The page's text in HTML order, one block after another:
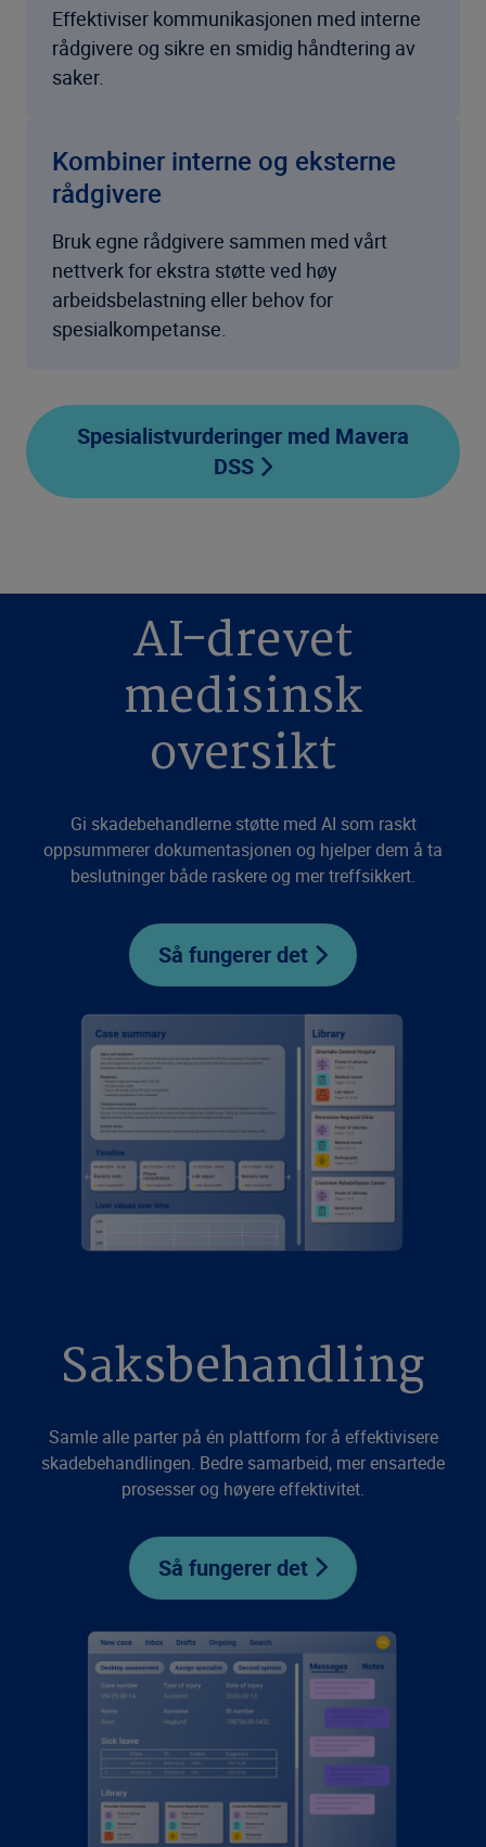
Effektiviser kommunikasjonen med interne
rådgivere og sikre en smidig håndtering av
saker.
Kombiner interne og eksterne
rådgivere
Bruk egne rådgivere sammen med vårt
nettverk for ekstra støtte ved høy
arbeidsbelastning eller behov for
spesialkompetanse.
Spesialistvurderinger med Mavera
DSS
AI-drevet
medisinsk
oversikt
Gi skadebehandlerne støtte med AI som raskt
oppsummerer dokumentasjonen og hjelper dem å ta
beslutninger både raskere og mer treffsikkert.
Så fungerer det
Saksbehandling
Samle alle parter på én plattform for å effektivisere
skadebehandlingen. Bedre samarbeid, mer ensartede
prosesser og høyere effektivitet.
Så fungerer det